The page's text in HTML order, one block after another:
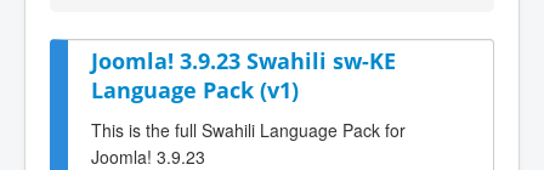
Joomla! 3.9.23 Swahili sw-KE
Language Pack (v1)
This is the full Swahili Language Pack for
Joomla! 3.9.23